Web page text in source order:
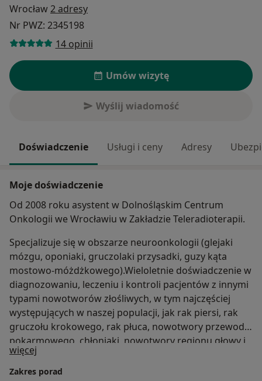
Wrocław2 adresy
Nr PWZ: 2345198
14 opinii
Umów wizytę
Wyślij wiadomość
Doświadczenie Usługi i ceny Adresy
Moje doświadczenie
Od 2008 roku asystent w Dolnośląskim Centrum
Onkologii we Wrocławiu w Zakładzie Teleradioterapii.
Specjalizuje się w obszarze neuroonkologii (glejaki
mózgu, oponiaki, gruczolaki przysadki, guzy kąta
mostowo-móżdżkowego).Wieloletnie doświadczenie w
diagnozowaniu, leczeniu i kontroli pacjentów z innymi
typami nowotworów złośliwych, w tym najczęściej
występujących w naszej populacji, jak rak piersi, rak
gruczołu krokowego, rak płuca, nowotwory przewodu
pokarmowego, chłoniaki, nowotwory regionu głowy i
szyi, czerniak skóry, mięsaki tkanek miękkich.
więcej
Zakres porad